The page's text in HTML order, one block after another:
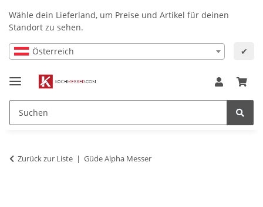
Wähle dein Lieferland, um Preise und Artikel für deinen
Standort zu sehen.
Österreich ✔
Zurück zur Liste Güde Alpha Messer